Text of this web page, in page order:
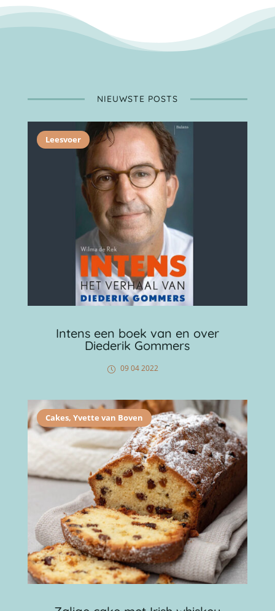
NIEUWSTE POSTS
Leesvoer
Intens een boek van en over
Diederik Gommers
09 04 2022
Cakes, Yvette van Boven